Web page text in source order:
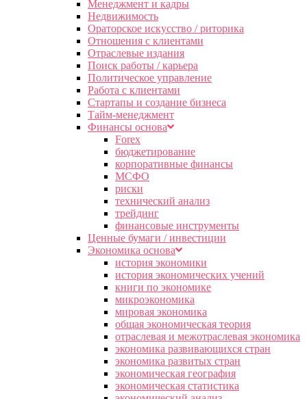
Менеджмент и кадры
Недвижимость
Ораторское искусство / риторика
Отношения с клиентами
Отраслевые издания
Поиск работы / карьера
Политическое управление
Работа с клиентами
Стартапы и создание бизнеса
Тайм-менеджмент
Финансы основа
Forex
бюджетирование
корпоративные финансы
МСФО
риски
технический анализ
трейдинг
финансовые инструменты
Ценные бумаги / инвестиции
Экономика основа
история экономики
история экономических учений
книги по экономике
микроэкономика
мировая экономика
общая экономическая теория
отраслевая и межотраслевая экономика
экономика развивающихся стран
экономика развитых стран
экономическая география
экономическая статистика